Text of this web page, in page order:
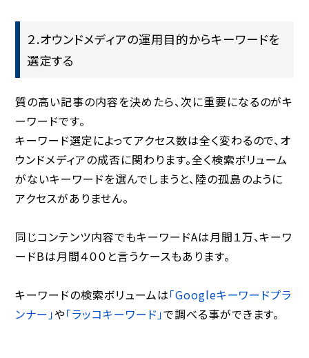
２.オウンドメディアの運用目的からキーワードを
選定する
質の高い記事の内容を決めたら、次に重要になるのがキ
ーワードです。
キーワード選定によってアクセス数は全く変わるので、オ
ウンドメディアの成否に関わります。全く検索ボリューム
がないキーワードを選んでしまうと、陸の孤島のように
アクセスがありません。
同じコンテンツ内容でもキーワードAは月間１万、キーワ
ードBは月間４００と言うケースもあります。
キーワードの検索ボリュームは「Googleキーワードプラ
ンナー」や「ラッコキーワード」で調べる事ができます。